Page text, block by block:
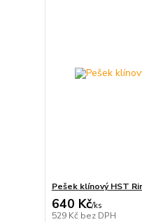
Pešek klínový HST
640 Kč/ks
529 Kč bez DPH